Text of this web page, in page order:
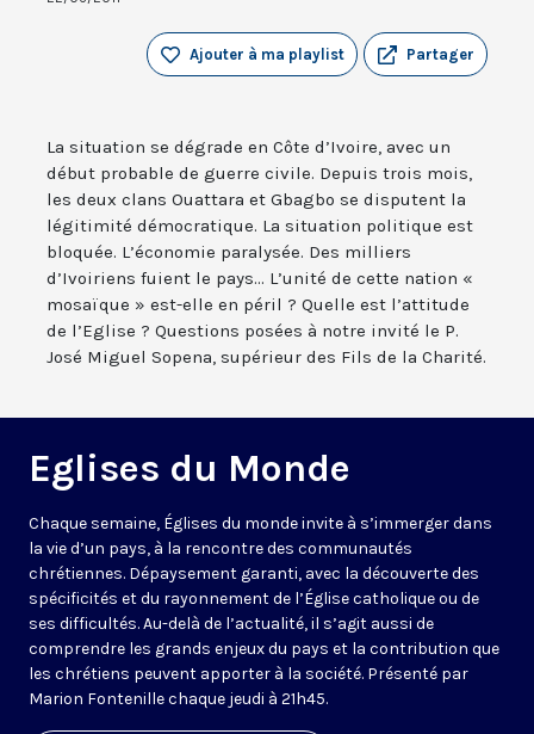
Partager
Ajouter à ma playlist
La situation se dégrade en Côte d’Ivoire, avec un
début probable de guerre civile. Depuis trois mois,
les deux clans Ouattara et Gbagbo se disputent la
légitimité démocratique. La situation politique est
bloquée. L’économie paralysée. Des milliers
d’Ivoiriens fuient le pays... L’unité de cette nation «
mosaïque » est-elle en péril ? Quelle est l’attitude
de l’Eglise ? Questions posées à notre invité le P.
José Miguel Sopena, supérieur des Fils de la Charité.
Eglises du Monde
Chaque semaine, Églises du monde invite à s’immerger dans
la vie d’un pays, à la rencontre des communautés
chrétiennes. Dépaysement garanti, avec la découverte des
spécificités et du rayonnement de l’Église catholique ou de
ses difficultés. Au-delà de l’actualité, il s’agit aussi de
comprendre les grands enjeux du pays et la contribution que
les chrétiens peuvent apporter à la société. Présenté par
Marion Fontenille chaque jeudi à 21h45.